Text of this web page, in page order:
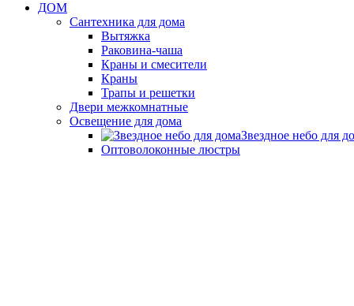
ДОМ
Сантехника для дома
Вытяжка
Раковина-чаша
Краны и смесители
Краны
Трапы и решетки
Двери межкомнатные
Освещение для дома
Звездное небо для
Оптоволоконные люстры